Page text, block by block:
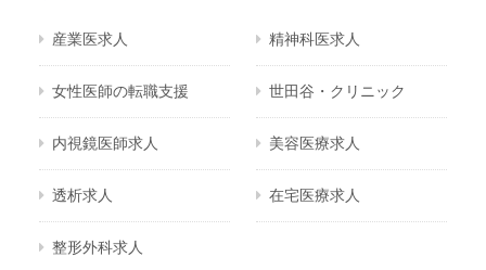
産業医求人 精神科医求人
女性医師の転職支援 世田谷・クリニック
内視鏡医師求人 美容医療求人
透析求人 在宅医療求人
整形外科求人